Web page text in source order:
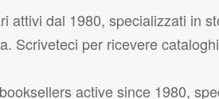
attivi dal 1980, specializzati in
Scriveteci per ricevere
active since 1980,